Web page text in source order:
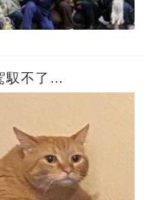
馭不了…